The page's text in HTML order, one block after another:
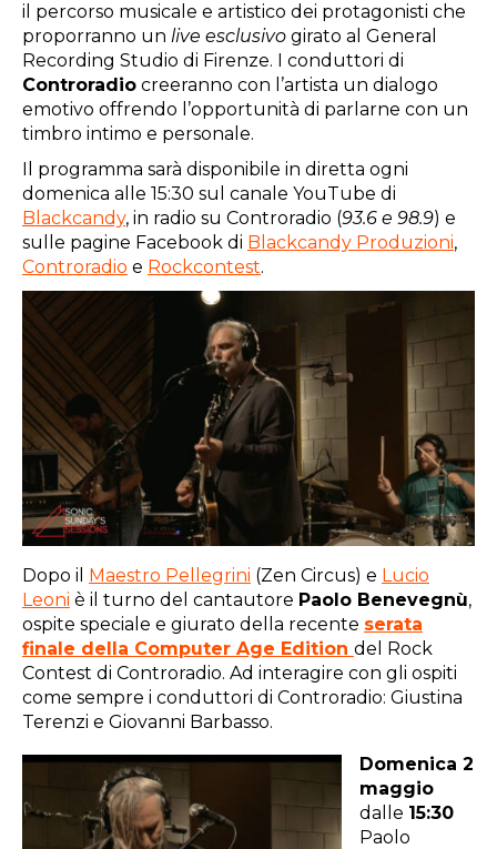
il percorso musicale e artistico dei protagonisti che
proporranno un live esclusivo girato al General
Recording Studio di Firenze. I conduttori di
Controradio creeranno con l’artista un dialogo
emotivo offrendo l’opportunità di parlarne con un
timbro intimo e personale.
Il programma sarà disponibile in diretta ogni
domenica alle 15:30 sul canale YouTube di
Blackcandy, in radio su Controradio (93.6 e 98.9) e
sulle pagine Facebook di Blackcandy Produzioni,
Controradio e Rockcontest.
Dopo il Maestro Pellegrini (Zen Circus) e Lucio
Leoni è il turno del cantautore Paolo Benevegnù,
ospite speciale e giurato della recente serata
finale della Computer Age Edition del Rock
Contest di Controradio. Ad interagire con gli ospiti
come sempre i conduttori di Controradio: Giustina
Terenzi e Giovanni Barbasso.
Domenica 2
maggio
dalle 15:30
Paolo